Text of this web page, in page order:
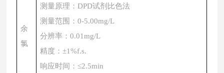
余
氯
测量原理：DPD试剂比色法
测量范围：0-5.00mg/L
分辨率：0.01mg/L
精度：±1%f.s.
响应时间 ： ≤2.5min